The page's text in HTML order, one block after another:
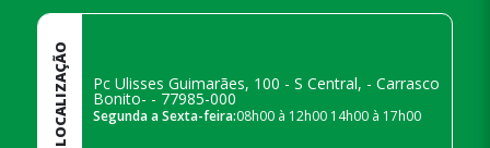
LOCALIZAÇÃO Pc Ulisses Guimarães, 100 - S Central, - Carrasco
Bonito- - 77985-000
Segunda a Sexta-feira:08h00 à 12h00 14h00 à 17h00